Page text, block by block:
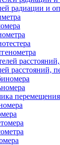
радиации и
расстояний,
перемещения